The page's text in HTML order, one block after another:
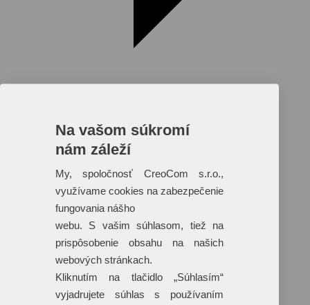
Reklamné predmety s plnofarebnou
potlačou
Dáždniky
Tašky
Hračky
Klobúky
Na vašom súkromí
nám záleží
My, spoločnosť CreoCom s.r.o.,
využívame cookies na zabezpečenie
fungovania nášho
webu. S vašim súhlasom, tiež na
prispôsobenie obsahu na našich
webových stránkach.
Kliknutím na tlačidlo „Súhlasím“
vyjadrujete súhlas s používaním